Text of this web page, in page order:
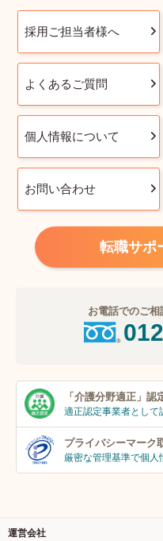
採用ご担当者様へ
よくあるご質問
個人情報について
お問い合わせ
転職サポ
お電話でのご
「介護分野適正」 認
適正認定事業者として
プライバシーマーク
厳密な管理基準で個人
運営会社